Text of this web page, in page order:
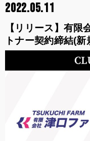
2022.05.11
【リリース】有限
トナー契約締結(